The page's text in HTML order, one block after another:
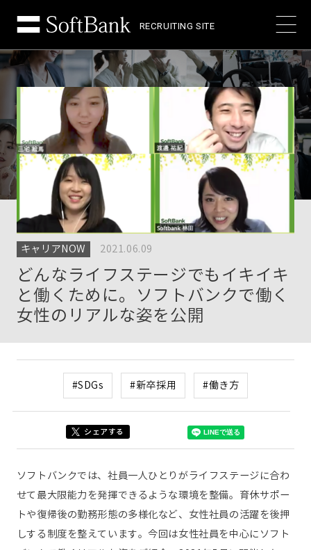
RECRUITING SITE
キャリアNOW 2021.06.09
どんなライフステージでもイキイキ
と働くために。ソフトバンクで働く
女性のリアルな姿を公開
#SDGs #新卒採用 #働き方
シェアする
ソフトバンクでは、社員一人ひとりがライフステージに合わ
せて最大限能力を発揮できるような環境を整備。育休サポー
トや復帰後の勤務形態の多様化など、女性社員の活躍を後押
しする制度を整えています。今回は女性社員を中心にソフト